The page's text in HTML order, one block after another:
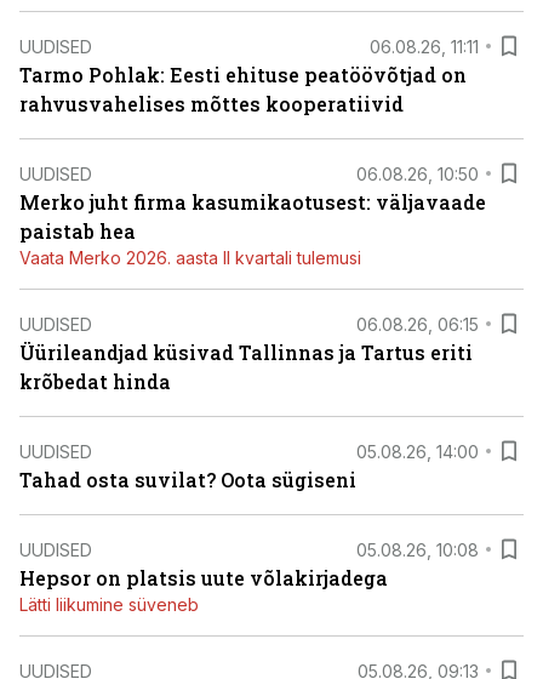
UUDISED 06.08.26, 11:11
Tarmo Pohlak: Eesti ehituse peatöövõtjad on
rahvusvahelises mõttes kooperatiivid
UUDISED 06.08.26, 10:50
Merko juht firma kasumikaotusest: väljavaade
paistab hea
Vaata Merko 2026. aasta II kvartali tulemusi
UUDISED 06.08.26, 06:15
Üürileandjad küsivad Tallinnas ja Tartus eriti
krõbedat hinda
UUDISED 05.08.26, 14:00
Tahad osta suvilat? Oota sügiseni
UUDISED 05.08.26, 10:08
Hepsor on platsis uute võlakirjadega
Lätti liikumine süveneb
UUDISED 05.08.26, 09:13